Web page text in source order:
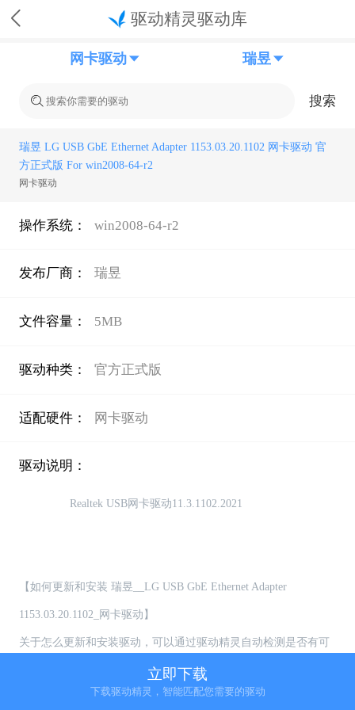
驱动精灵驱动库
网卡驱动 瑞昱
搜索
瑞昱 LG USB GbE Ethernet Adapter 1153.03.20.1102 网卡驱动 官
方正式版 For win2008-64-r2
网卡驱动
操作系统： win2008-64-r2
发布厂商： 瑞昱
文件容量： 5MB
驱动种类： 官方正式版
适配硬件： 网卡驱动
驱动说明：
【如何更新和安装 瑞昱__LG USB GbE Ethernet Adapter
1153.03.20.1102_网卡驱动】
关于怎么更新和安装驱动，可以通过驱动精灵自动检测是否有可
更新的驱动，用户可选择自主更新或者安装驱动
【如何卸载 瑞昱__LG USB GbE Ethernet Adapter
立即下载
下载驱动精灵，智能匹配您需要的驱动